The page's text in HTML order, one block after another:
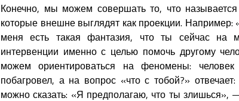
Конечно, мы можем совершать то, что называется
которые внешне выглядят как проекции.
меня есть такая фантазия, что ты сейчас на
интервенции именно с целью помочь другому
можем ориентироваться на феномены:
побагровел, а на вопрос «что с тобой?»
можно сказать: «Я предполагаю, что ты злишься»,